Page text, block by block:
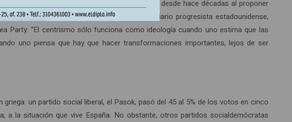
un pararrayos, en la medida en que fracasa desde hace décadas al proponer
extra. Jim Naureckas, director de un diario progresista estadounidense,
Party: “El centrismo sólo funciona como ideología cuando uno estima que las
uno piensa que hay que hacer transformaciones importantes, lejos de ser
un partido social liberal, el Pasok, pasó del 45 al 5% de los votos en cinco
a la situación que vive España. No obstante, otros partidos socialdemócratas